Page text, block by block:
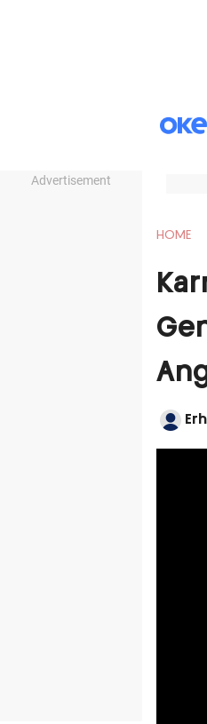
Advertisement
HOME